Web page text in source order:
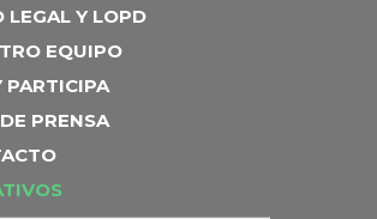
LEGAL Y LOPD
EQUIPO
PARTICIPA
PRENSA